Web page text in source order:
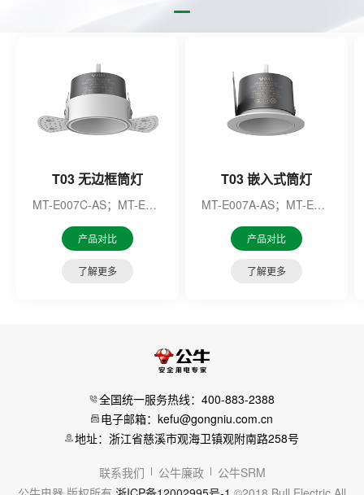
T03 无边框筒灯
MT-E007C-AS；MT-E007F-AS；MT-E007M-AS；MT-E007N-AS；MT-E010E-AS；MT-E010F-AS；MT-E010G-AS；MT-E010H-AS；
产品对比
了解更多
T03 嵌入式筒灯
MT-E007A-AS；MT-E007B-AS
产品对比
了解更多
全国统一服务热线：400-883-2388
电子邮箱：kefu@gongniu.com.cn
地址：浙江省慈溪市观海卫镇观附南路258号
联系我们 公牛廉政
公牛SRM